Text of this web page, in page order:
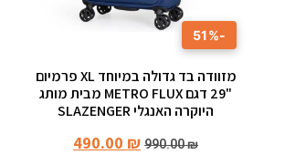
-51%
מזוודה בד גדולה במיוחד XL פרמיום
"29 דגם METRO FLUX מבית מותג
היוקרה האנגלי SLAZENGER
990.00₪
490.00 ₪